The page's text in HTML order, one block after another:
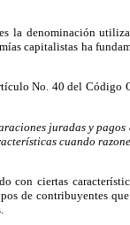
la denominación
capitalistas ha
No. 40 del Código
juradas y pagos
cuando
con ciertas
de contribuyentes